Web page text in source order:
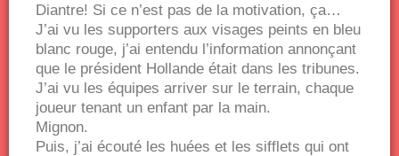
Diantre! Si ce n’est pas de la motivation, ça…
J’ai vu les supporters aux visages peints en bleu
blanc rouge, j’ai entendu l’information annonçant
que le président Hollande était dans les tribunes.
J’ai vu les équipes arriver sur le terrain, chaque
joueur tenant un enfant par la main.
Mignon.
Puis, j’ai écouté les huées et les sifflets qui ont